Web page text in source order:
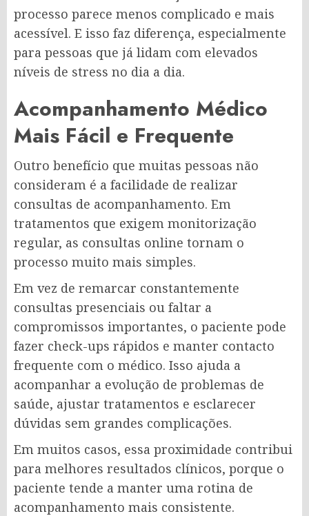
processo parece menos complicado e mais
acessível. E isso faz diferença, especialmente
para pessoas que já lidam com elevados
níveis de stress no dia a dia.
Acompanhamento Médico
Mais Fácil e Frequente
Outro benefício que muitas pessoas não
consideram é a facilidade de realizar
consultas de acompanhamento. Em
tratamentos que exigem monitorização
regular, as consultas online tornam o
processo muito mais simples.
Em vez de remarcar constantemente
consultas presenciais ou faltar a
compromissos importantes, o paciente pode
fazer check-ups rápidos e manter contacto
frequente com o médico. Isso ajuda a
acompanhar a evolução de problemas de
saúde, ajustar tratamentos e esclarecer
dúvidas sem grandes complicações.
Em muitos casos, essa proximidade contribui
para melhores resultados clínicos, porque o
paciente tende a manter uma rotina de
acompanhamento mais consistente.